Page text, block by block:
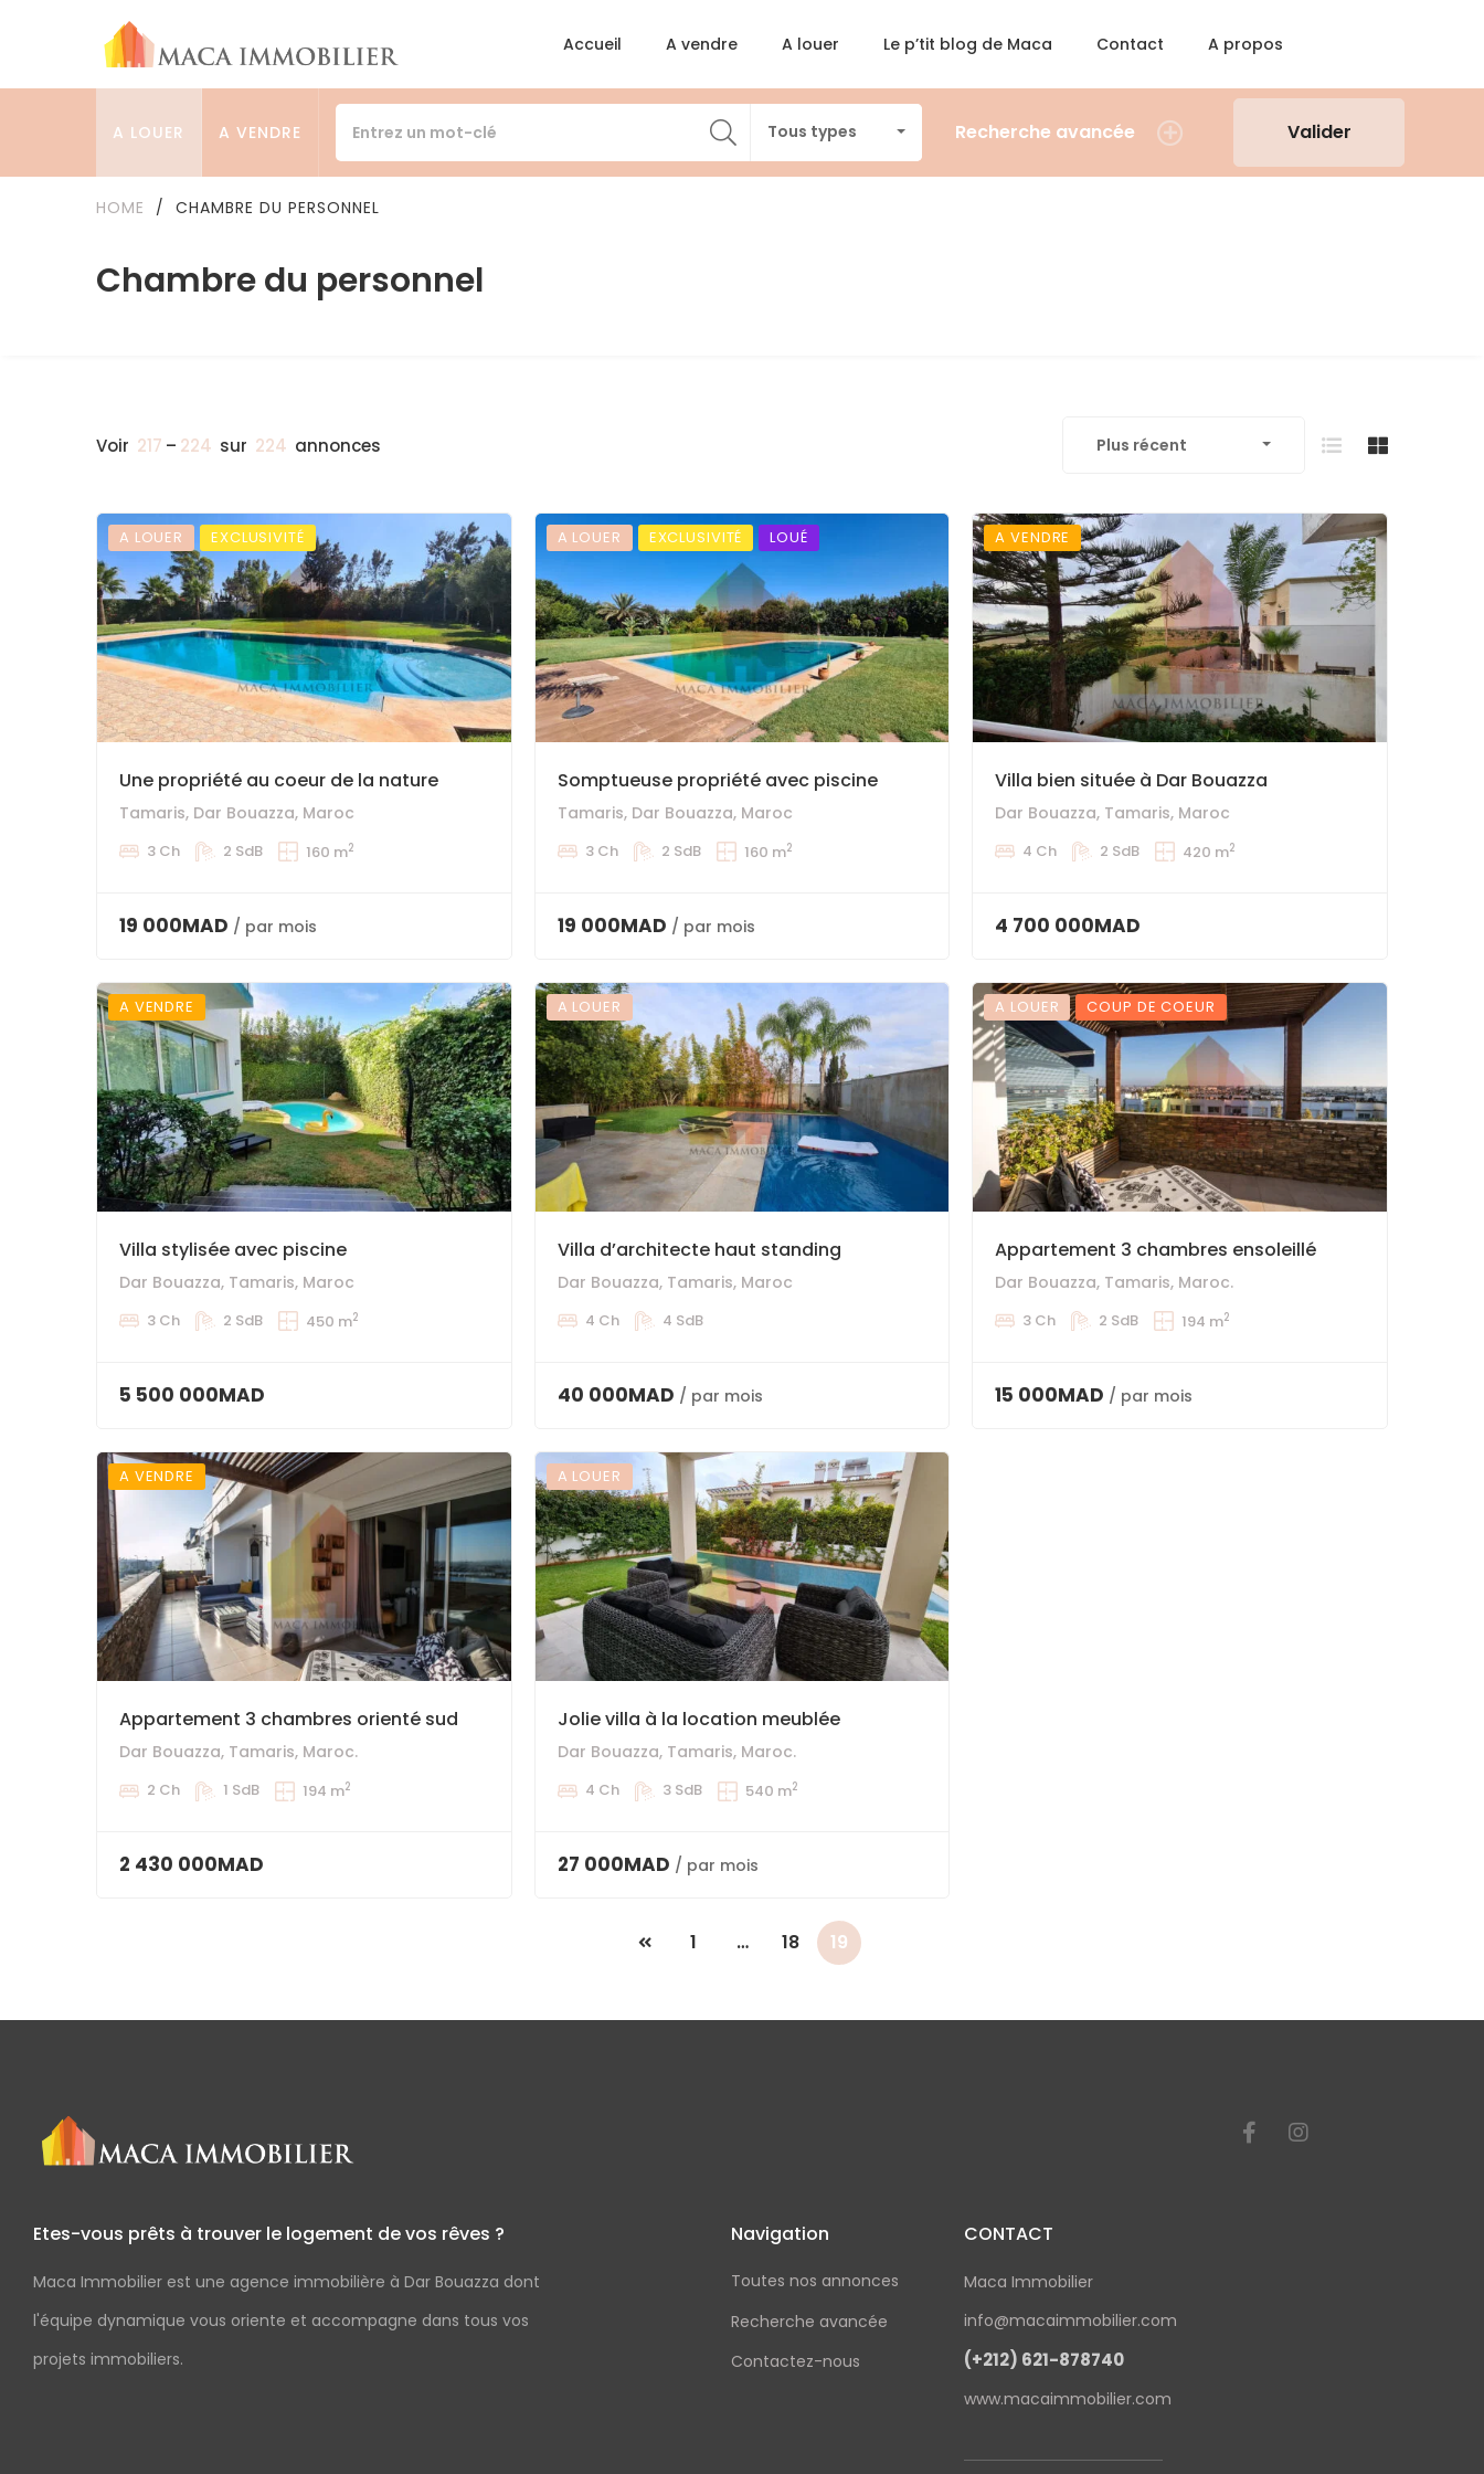
Accueil A vendre A louer Le p’tit blog de Maca Contact A propos
A LOUER A VENDRE Tous types Recherche avancée Valider
Chambre du personnel
HOME / CHAMBRE DU PERSONNEL
Voir 217 – 224 sur 224 annonces Plus récent
A LOUER EXCLUSIVITÉ
Une propriété au coeur de la nature
Tamaris, Dar Bouazza, Maroc
3 Ch 2 SdB 160 m2
19 000MAD / par mois
A LOUER EXCLUSIVITÉ LOUÉ
Somptueuse propriété avec piscine
Tamaris, Dar Bouazza, Maroc
3 Ch 2 SdB 160 m2
19 000MAD / par mois
A VENDRE
Villa bien située à Dar Bouazza
Dar Bouazza, Tamaris, Maroc
4 Ch 2 SdB 420 m2
4 700 000MAD
A VENDRE
Villa stylisée avec piscine
Dar Bouazza, Tamaris, Maroc
3 Ch 2 SdB 450 m2
5 500 000MAD
A LOUER
Villa d’architecte haut standing
Dar Bouazza, Tamaris, Maroc
4 Ch 4 SdB
40 000MAD / par mois
A LOUER COUP DE COEUR
Appartement 3 chambres ensoleillé
Dar Bouazza, Tamaris, Maroc.
3 Ch 2 SdB 194 m2
15 000MAD / par mois
A VENDRE
Appartement 3 chambres orienté sud
Dar Bouazza, Tamaris, Maroc.
2 Ch 1 SdB 194 m2
2 430 000MAD
A LOUER
Jolie villa à la location meublée
Dar Bouazza, Tamaris, Maroc.
4 Ch 3 SdB 540 m2
27 000MAD / par mois
1 … 18 19
Etes-vous prêts à trouver le logement de vos rêves ?
Maca Immobilier est une agence immobilière à Dar Bouazza dont
l'équipe dynamique vous oriente et accompagne dans tous vos
projets immobiliers.
Navigation
Toutes nos annonces
Recherche avancée
Contactez-nous
CONTACT
Maca Immobilier
info@macaimmobilier.com
(+212) 621-878740
www.macaimmobilier.com